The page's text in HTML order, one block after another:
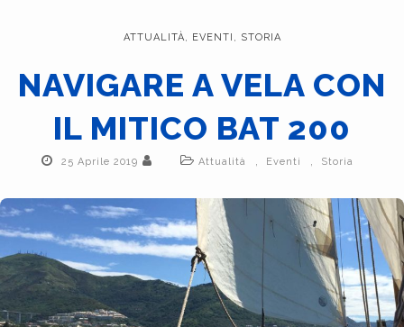
ATTUALITÀ, EVENTI , STORIA
NAVIGARE A VELA CON
IL MITICO BAT 200
25 Aprile 2019 Attualità Eventi Storia